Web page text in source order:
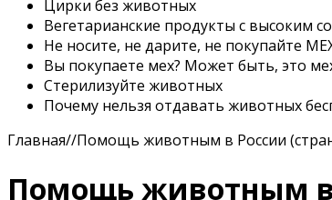
Цирки без животных
Вегетарианские продукты с высоким
Не носите, не дарите, не покупайте
Вы покупаете мех? Может быть, это
Стерилизуйте животных
Почему нельзя отдавать животных
Главная//Помощь животным в России
Помощь животным в